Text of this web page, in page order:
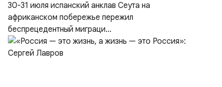
сутки и «шоссе Трампа» в Марокко
30-31 июля испанский анклав Сеута на
африканском побережье пережил
беспрецедентный миграци...